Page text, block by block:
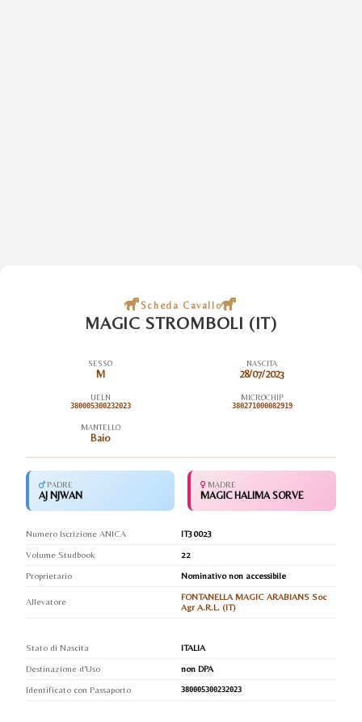
Scheda Cavallo
MAGIC STROMBOLI (IT)
SESSO
M
NASCITA
28/07/2023
UELN
380005300232023
MICROCHIP
380271000082919
MANTELLO
Baio
PADRE
AJ NJWAN
MADRE
MAGIC HALIMA SORVE
Numero Iscrizione ANICA
IT30023
Volume Studbook
22
Proprietario
Nominativo non accessibile
Allevatore
FONTANELLA MAGIC ARABIANS Soc
Agr A.R.L. (IT)
Stato di Nascita
ITALIA
Destinazione d'Uso
non DPA
Identificato con Passaporto
380005300232023